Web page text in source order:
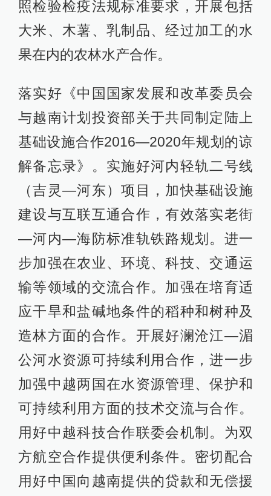
照检验检疫法规标准要求，开展包括
大米、木薯、乳制品、经过加工的水
果在内的农林水产合作。
落实好《中国国家发展和改革委员会
与越南计划投资部关于共同制定陆上
基础设施合作2016—2020年规划的谅
解备忘录》。实施好河内轻轨二号线
（吉灵—河东）项目，加快基础设施
建设与互联互通合作，有效落实老街
—河内—海防标准轨铁路规划。进一
步加强在农业、环境、科技、交通运
输等领域的交流合作。加强在培育适
应干旱和盐碱地条件的稻种和树种及
造林方面的合作。开展好澜沧江—湄
公河水资源可持续利用合作，进一步
加强中越两国在水资源管理、保护和
可持续利用方面的技术交流与合作。
用好中越科技合作联委会机制。为双
方航空合作提供便利条件。密切配合
用好中国向越南提供的贷款和无偿援